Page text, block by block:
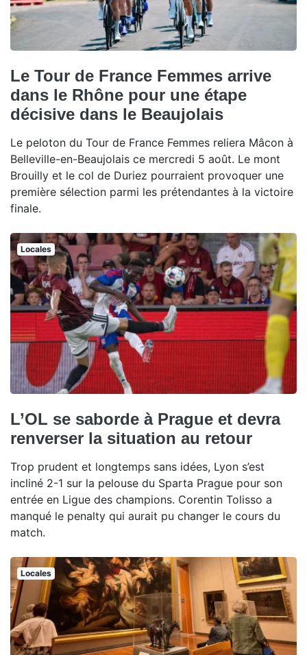
Le Tour de France Femmes arrive
dans le Rhône pour une étape
décisive dans le Beaujolais
Le peloton du Tour de France Femmes reliera Mâcon à
Belleville-en-Beaujolais ce mercredi 5 août. Le mont
Brouilly et le col de Duriez pourraient provoquer une
première sélection parmi les prétendantes à la victoire
finale.
Locales
L’OL se saborde à Prague et devra
renverser la situation au retour
Trop prudent et longtemps sans idées, Lyon s’est
incliné 2-1 sur la pelouse du Sparta Prague pour son
entrée en Ligue des champions. Corentin Tolisso a
manqué le penalty qui aurait pu changer le cours du
match.
Locales